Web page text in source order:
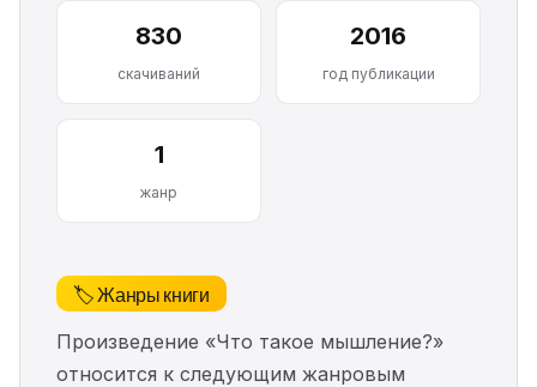
830
скачиваний
2016
год публикации
1
жанр
🏷️ Жанры книги
Произведение «Что такое мышление?»
относится к следующим жанровым